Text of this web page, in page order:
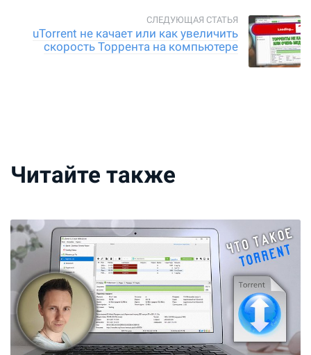
uTorrent не качает или как увеличить
скорость Торрента на компьютере
Читайте также